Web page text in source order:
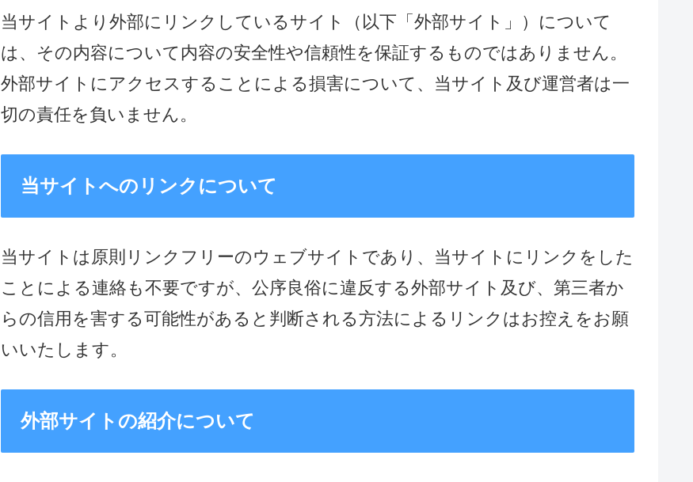
当サイトより外部にリンクしているサイト（以下「外部サイト」）について
は、その内容について内容の安全性や信頼性を保証するものではありません。
外部サイトにアクセスすることによる損害について、当サイト及び運営者は一
切の責任を負いません。
当サイトへのリンクについて
当サイトは原則リンクフリーのウェブサイトであり、当サイトにリンクをした
ことによる連絡も不要ですが、公序良俗に違反する外部サイト及び、第三者か
らの信用を害する可能性があると判断される方法によるリンクはお控えをお願
いいたします。
外部サイトの紹介について